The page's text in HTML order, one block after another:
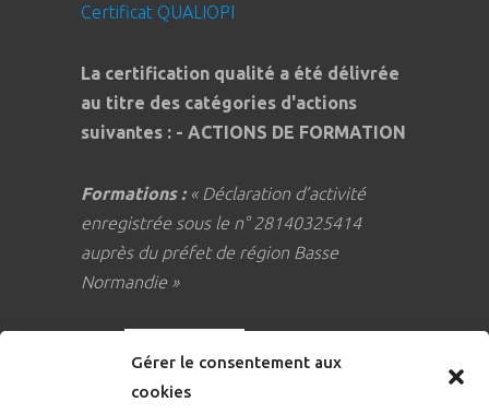
Gérer le consentement aux
cookies
Certificat QUALIOPI
La certification qualité a été délivrée
au titre des catégories d'actions
suivantes : - ACTIONS DE FORMATION
Formations : « Déclaration d’activité
enregistrée sous le n° 28140325414
auprès du préfet de région Basse
Normandie »